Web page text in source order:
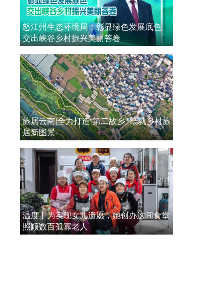
怒江州生态环境局：彰显绿色发展底色
交出峡谷乡村振兴美丽答卷
旅居云南|全力打造“第二故乡” 绘就乡村旅
居新图景
温度丨为实现女儿遗愿，她创办这间食堂
照顾数百孤寡老人